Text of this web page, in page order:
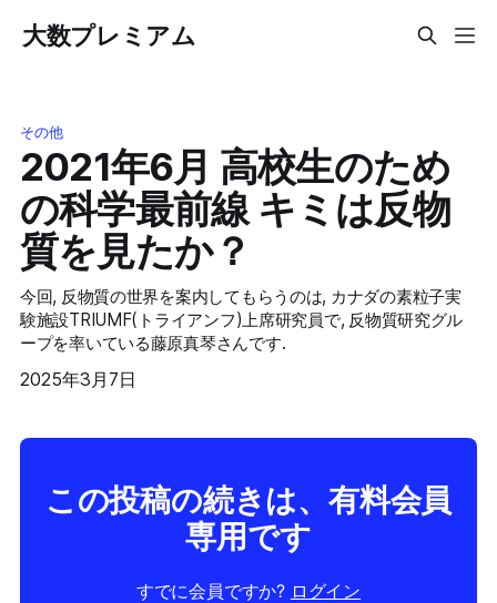
大数プレミアム
その他
2021年6月 高校生のため
の科学最前線 キミは反物
質を見たか？
今回, 反物質の世界を案内してもらうのは, カナダの素粒子実
験施設TRIUMF(トライアンフ)上席研究員で, 反物質研究グル
ープを率いている藤原真琴さんです.
2025年3月7日
この投稿の続きは、有料会員
専用です
すでに会員ですか? ログイン